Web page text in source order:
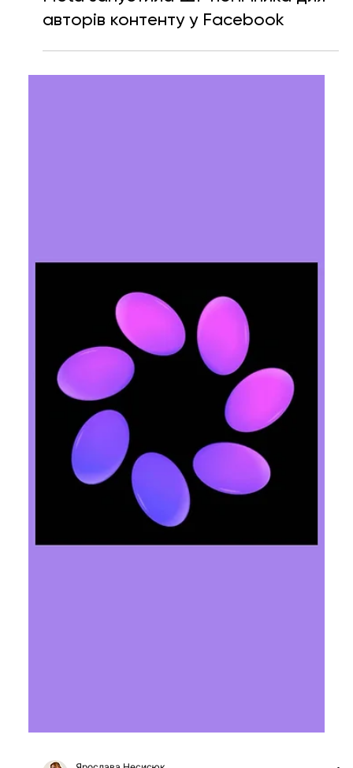
Ярослава Несисюк
5 черв.
Читати 2 хв
Meta запустила ШІ-помічника для
авторів контенту у Facebook